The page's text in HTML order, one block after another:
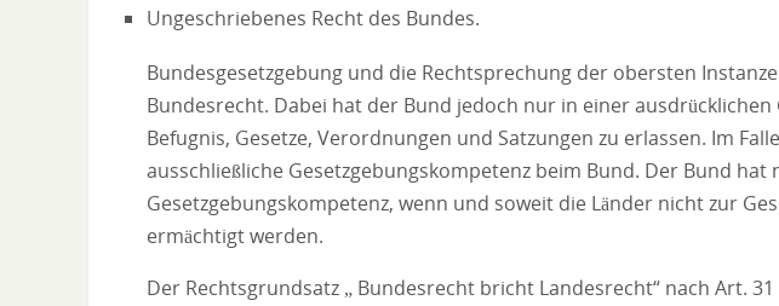
Ungeschriebenes Recht des Bundes.
Bundesgesetzgebung und die Rechtsprechung der obersten
Bundesrecht. Dabei hat der Bund jedoch nur in einer
Befugnis, Gesetze, Verordnungen und Satzungen zu erlassen. Im
ausschließliche Gesetzgebungskompetenz beim Bund. Der Bund hat
Gesetzgebungskompetenz, wenn und soweit die Länder nicht zur
ermächtigt werden.
Der Rechtsgrundsatz „ Bundesrecht bricht Landesrecht“ nach Art.